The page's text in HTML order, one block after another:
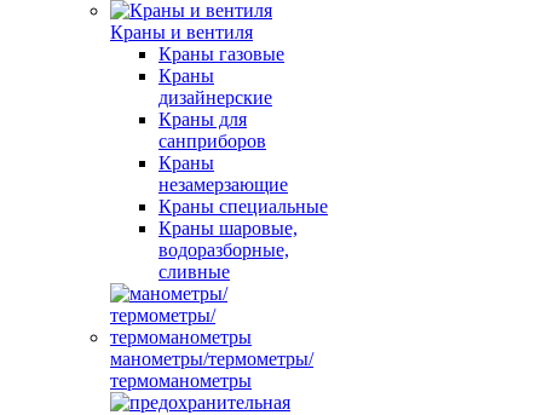
Краны и вентиля
Краны газовые
Краны
дизайнерские
Краны для
санприборов
Краны
незамерзающие
Краны специальные
Краны шаровые,
водоразборные,
сливные
манометры/термометры/
термоманометры